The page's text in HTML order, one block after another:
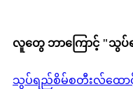
လူတွေ ဘာကြောင့် "သွ
သွပ်ရည်စိမ်စတီးလ်ထောင့်